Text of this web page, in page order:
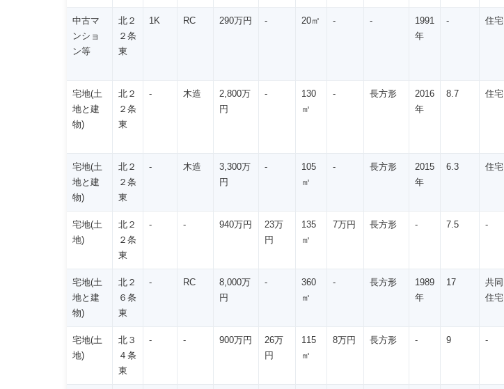
中古マ
ンショ
ン等
北２
２条
東
1K RC 290万円 - 20㎡ - -
1991
年
- 住宅
宅地(土
地と建
物)
北２
２条
東
- 木造
2,800万
円
-
130
㎡
- 長方形
2016
年
8.7 住宅
宅地(土
地と建
物)
北２
２条
東
- 木造
3,300万
円
-
105
㎡
- 長方形
2015
年
6.3 住宅
宅地(土
地)
北２
２条
東
- - 940万円
23万
円
135
㎡
7万円 長方形 - 7.5 -
宅地(土
地と建
物)
北２
６条
東
- RC
8,000万
円
-
360
㎡
- 長方形
1989
年
17
共同
住宅
宅地(土
地)
北３
４条
東
- - 900万円
26万
円
115
㎡
8万円 長方形 - 9 -